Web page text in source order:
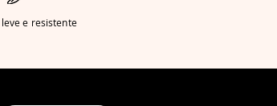
e resistente